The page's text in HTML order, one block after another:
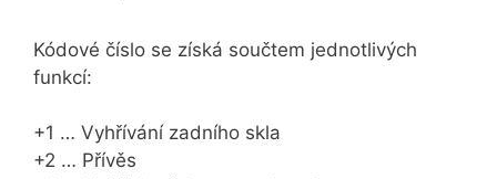
Kódové číslo se získá součtem jednotlivých
funkcí:
+1 … Vyhřívání zadního skla
+2 … Přívěs